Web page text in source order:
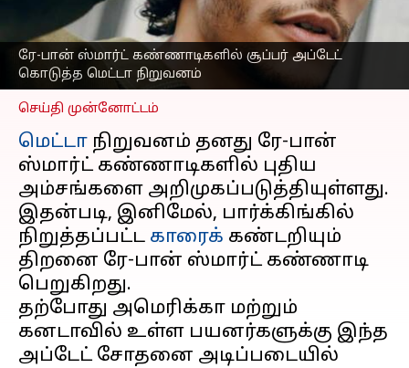
ரே-பான் ஸ்மார்ட் கண்ணாடிகளில் சூப்பர் அப்டேட்
கொடுத்த மெட்டா நிறுவனம்
நிறுவனம்
எழுதியவர் Sekar Chinnappan Oct 03, 2024 12:27 pm
செய்தி முன்னோட்டம்
மெட்டா நிறுவனம் தனது ரே-பான்
ஸ்மார்ட் கண்ணாடிகளில் புதிய
அம்சங்களை அறிமுகப்படுத்தியுள்ளது.
இதன்படி, இனிமேல், பார்க்கிங்கில்
நிறுத்தப்பட்ட காரைக் கண்டறியும்
திறனை ரே-பான் ஸ்மார்ட் கண்ணாடி
பெறுகிறது.
தற்போது அமெரிக்கா மற்றும்
கனடாவில் உள்ள பயனர்களுக்கு இந்த
அப்டேட் சோதனை அடிப்படையில்